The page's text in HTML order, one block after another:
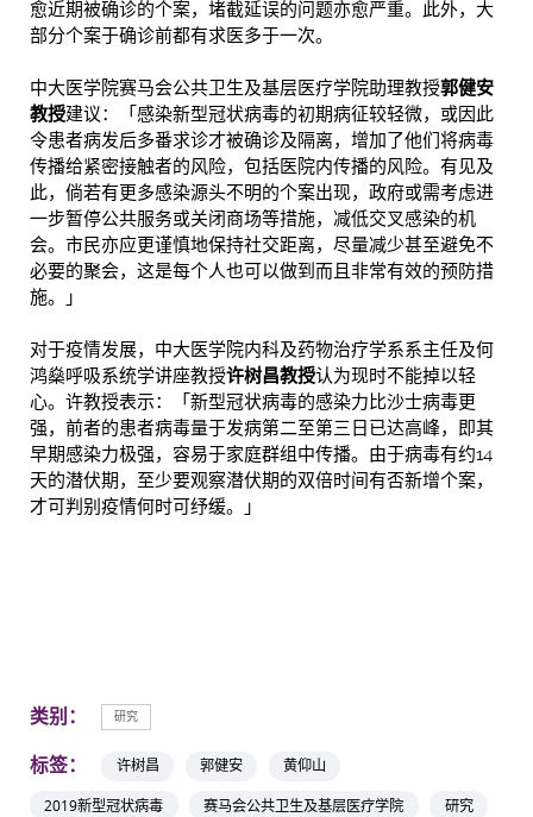
愈近期被确诊的个案，堵截延误的问题亦愈严重。此外，大
部分个案于确诊前都有求医多于一次。
中大医学院赛马会公共卫生及基层医疗学院助理教授郭健安
教授建议：「感染新型冠状病毒的初期病征较轻微，或因此
令患者病发后多番求诊才被确诊及隔离，增加了他们将病毒
传播给紧密接触者的风险，包括医院内传播的风险。有见及
此，倘若有更多感染源头不明的个案出现，政府或需考虑进
一步暂停公共服务或关闭商场等措施，减低交叉感染的机
会。市民亦应更谨慎地保持社交距离，尽量减少甚至避免不
必要的聚会，这是每个人也可以做到而且非常有效的预防措
施。」
对于疫情发展，中大医学院内科及药物治疗学系系主任及何
鸿燊呼吸系统学讲座教授许树昌教授认为现时不能掉以轻
心。许教授表示：「新型冠状病毒的感染力比沙士病毒更
强，前者的患者病毒量于发病第二至第三日已达高峰，即其
早期感染力极强，容易于家庭群组中传播。由于病毒有约14
天的潜伏期，至少要观察潜伏期的双倍时间有否新增个案，
才可判别疫情何时可纾缓。」
类别： 研究
标签： 许树昌 郭健安
黄仰山
2019新型冠状病毒
赛马会公共卫生及基层医疗学院
研究